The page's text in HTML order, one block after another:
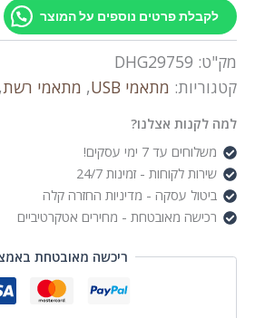
U4GW6
WIFI-
Modem-
Router
ProView
לקבלת פרטים נוספים על המוצר
מק"ט: DHG29759
קטגוריות: מתאמי USB , מתאמי רשת,
למה לקנות אצלנו?
משלוחים עד 7 ימי עסקים!
שירות לקוחות - זמינות 24/7
ביטול עסקה - מדיניות החזרה קלה
רכישה מאובטחת - מחירים אטקרטיביים
ריכשה מאובטחת